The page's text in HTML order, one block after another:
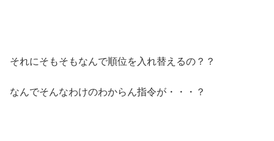
それにそもそもなんで順位を入れ替えるの？？
なんでそんなわけのわからん指令が・・・？